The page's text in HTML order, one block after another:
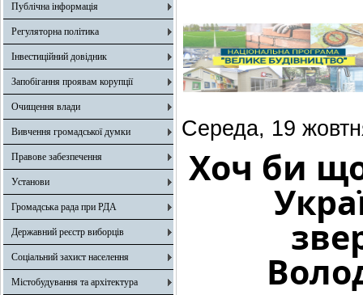
Публічна інформація
Регуляторна політика
Інвестиційний довідник
Запобігання проявам корупції
Очищення влади
Вивчення громадської думки
Правове забезпечення
Установи
Громадська рада при РДА
Державний реєстр виборців
Соціальний захист населення
Містобудування та архітектура
Середа, 19
Хоч би